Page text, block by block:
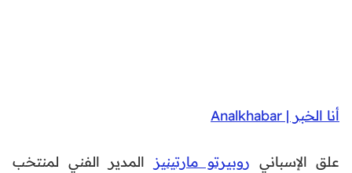
أنا الخبر | Analkhabar
علق الإسباني روبيرتو مارتينيز
المدير الفني لمنتخب